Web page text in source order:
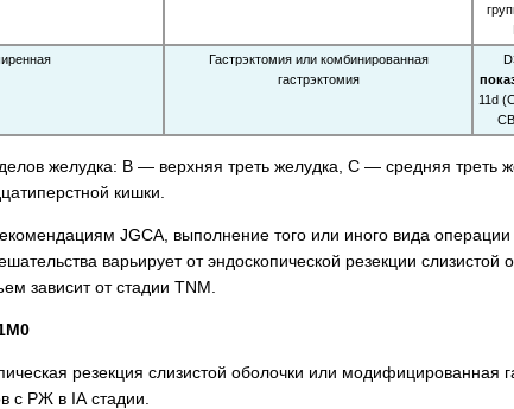
Гастрэктомия или комбинированная
гастрэктомия
11d
желудка: В — верхняя треть желудка, С — средняя
кишки.
JGCA, выполнение того или иного вида
варьирует от эндоскопической резекции
зависит от стадии TNM.
резекция слизистой оболочки или модифицированная
с РЖ в IА стадии.